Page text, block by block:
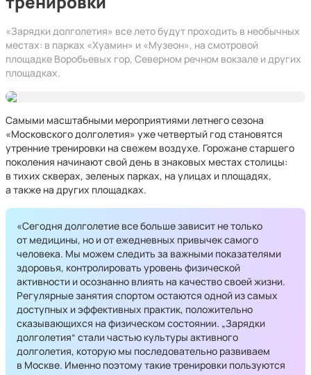
«Зарядки долголетия» все лето будут проходить в необычных
местах: в парках «Хуамин» и «Музеон», на смотровой
площадке Воробьевых гор, Северном речном вокзале и других
площадках.
Самыми масштабными мероприятиями летнего сезона
«Московского долголетия» уже четвертый год становятся
утренние тренировки на свежем воздухе. Горожане старшего
поколения начинают свой день в знаковых местах столицы:
в тихих скверах, зеленых парках, на улицах и площадях,
а также на других площадках.
«Сегодня долголетие все больше зависит не только
от медицины, но и от ежедневных привычек самого
человека. Мы можем следить за важными показателями
здоровья, контролировать уровень физической
активности и осознанно влиять на качество своей жизни.
Регулярные занятия спортом остаются одной из самых
доступных и эффективных практик, положительно
сказывающихся на физическом состоянии. „Зарядки
долголетия“ стали частью культуры активного
долголетия, которую мы последовательно развиваем
в Москве. Именно поэтому такие тренировки пользуются